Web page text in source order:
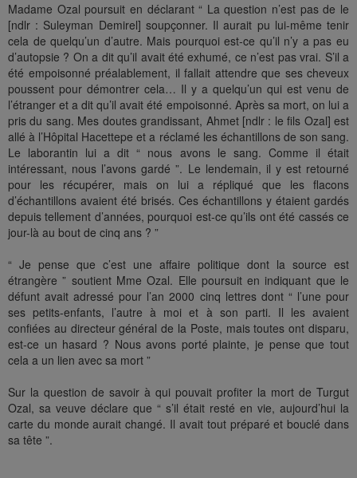
Madame Ozal poursuit en déclarant “ La question n’est pas de le
[ndlr : Suleyman Demirel] soupçonner. Il aurait pu lui-même tenir
cela de quelqu’un d’autre. Mais pourquoi est-ce qu’il n’y a pas eu
d’autopsie ? On a dit qu’il avait été exhumé, ce n’est pas vrai. S’il a
été empoisonné préalablement, il fallait attendre que ses cheveux
poussent pour démontrer cela… Il y a quelqu’un qui est venu de
l’étranger et a dit qu’il avait été empoisonné. Après sa mort, on lui a
pris du sang. Mes doutes grandissant, Ahmet [ndlr : le fils Ozal] est
allé à l’Hôpital Hacettepe et a réclamé les échantillons de son sang.
Le laborantin lui a dit “ nous avons le sang. Comme il était
intéressant, nous l’avons gardé ”. Le lendemain, il y est retourné
pour les récupérer, mais on lui a répliqué que les flacons
d’échantillons avaient été brisés. Ces échantillons y étaient gardés
depuis tellement d’années, pourquoi est-ce qu’ils ont été cassés ce
jour-là au bout de cinq ans ? ”
“ Je pense que c’est une affaire politique dont la source est
étrangère ” soutient Mme Ozal. Elle poursuit en indiquant que le
défunt avait adressé pour l’an 2000 cinq lettres dont “ l’une pour
ses petits-enfants, l’autre à moi et à son parti. Il les avaient
confiées au directeur général de la Poste, mais toutes ont disparu,
est-ce un hasard ? Nous avons porté plainte, je pense que tout
cela a un lien avec sa mort ”
Sur la question de savoir à qui pouvait profiter la mort de Turgut
Ozal, sa veuve déclare que “ s’il était resté en vie, aujourd’hui la
carte du monde aurait changé. Il avait tout préparé et bouclé dans
sa tête ”.